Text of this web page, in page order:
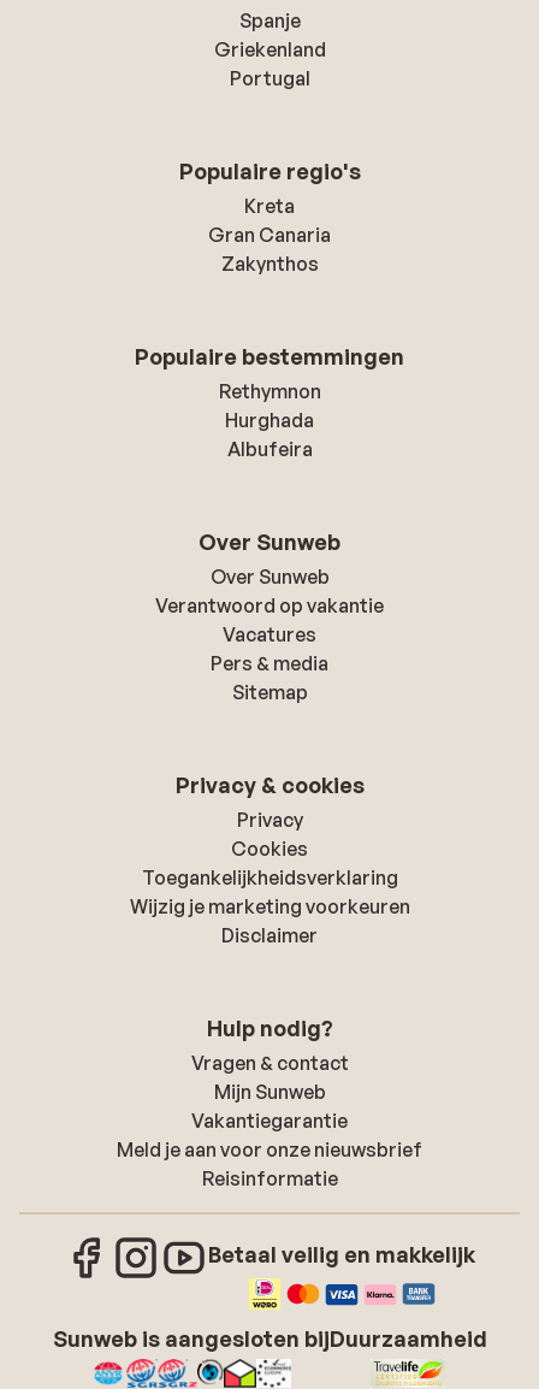
Spanje
Griekenland
Portugal
Populaire regio's
Kreta
Gran Canaria
Zakynthos
Populaire bestemmingen
Rethymnon
Hurghada
Albufeira
Over Sunweb
Over Sunweb
Verantwoord op vakantie
Vacatures
Pers & media
Sitemap
Privacy & cookies
Privacy
Cookies
Toegankelijkheidsverklaring
Wijzig je marketing voorkeuren
Disclaimer
Hulp nodig?
Vragen & contact
Mijn Sunweb
Vakantiegarantie
Meld je aan voor onze nieuwsbrief
Reisinformatie
Betaal veilig en makkelijk
Sunweb is aangesloten bijDuurzaamheid